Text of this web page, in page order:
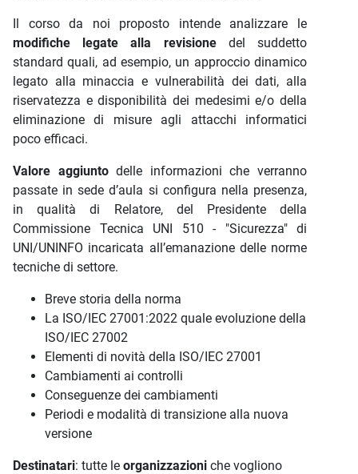
Il corso da noi proposto intende analizzare le
modifiche legate alla revisionedel suddetto
standard quali, ad esempio, un approccio dinamico
legato alla minaccia e vulnerabilità dei dati, alla
riservatezza e disponibilità dei medesimi e/o della
eliminazione di misure agli attacchi informatici
poco efficaci.
Valore aggiuntodelle informazioni che verranno
passate in sede d’aula si configura nella presenza,
in qualità di Relatore, del Presidente della
Commissione Tecnica UNI 510 - "Sicurezza" di
UNI/UNINFO incaricata all’emanazione delle norme
tecniche di settore.
Breve storia della norma
La ISO/IEC 27001:2022 quale evoluzione della
ISO/IEC 27002
Elementi di novità della ISO/IEC 27001
Cambiamenti ai controlli
Conseguenze dei cambiamenti
Periodi e modalità di transizione alla nuova
versione
Destinatari: tutte le organizzazioni che vogliono